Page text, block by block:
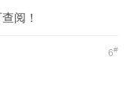
阅！
6#